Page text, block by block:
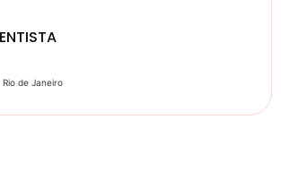
Rio de Janeiro